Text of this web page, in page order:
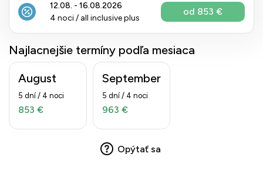
12.08. - 16.08.2026
4 noci / all inclusive plus
od 853 €
Najlacnejšie termíny podľa mesiaca
August
5 dní / 4 noci
853 €
September
5 dní / 4 noci
963 €
Opýtať sa